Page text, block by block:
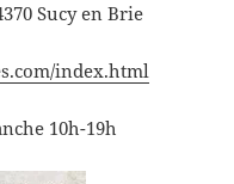
Sucy en Brie
index.html
10h-19h